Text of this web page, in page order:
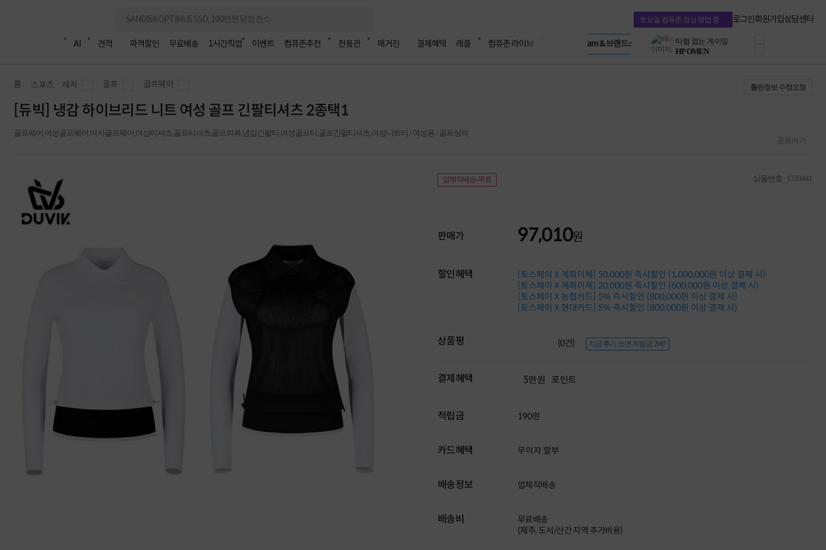
토요일 컴퓨존 정상 영업 중 로그인회원가입상담센터
AI 견적 파격할인 무료배송 1시간픽업 이벤트 컴퓨존추천 전용관 매거진 결제혜택 래플 컴퓨존 라이브
LG gram & 브랜드스토어
Microsoft 브랜드스토어
Dell 구매 찬스
프로 에센셜
타협 없는 게이밍
HP OMEN
MSI 공유기
적립금 3% 페이백
시스코 스위칭허브
누적 금액 별
홈 스포츠ㆍ레저 골프 골프웨어 틀린정보 수정요청
[듀빅] 냉감 하이브리드 니트 여성 골프 긴팔티셔츠 2종택1
골프웨어,여성골프웨어,여자골프웨어,여성티셔츠,골프티셔츠,골프의류,냉감긴팔티,여성골프티,골프긴팔티셔츠,여성니트티 / 여성용 / 골프상의
공유하기
업체직배송-무료 상품번호 : 1333441
판매가 97,010원
할인혜택
[토스페이 X 계좌이체] 50,000원 즉시할인 (1,000,000원 이상 결제 시)
[토스페이 X 계좌이체] 20,000원 즉시할인 (600,000원 이상 결제 시)
[토스페이 X 농협카드] 5% 즉시할인 (800,000원 이상 결제 시)
[토스페이 X 현대카드] 5% 즉시할인 (800,000원 이상 결제 시)
상품평 (0건) 지금 후기 쓰면 적립금 2배!
결제혜택 5만원 포인트
적립금 190원
카드혜택 무이자 할부
배송정보 업체직배송
배송비
무료배송
(제주, 도서/산간 지역 추가비용)